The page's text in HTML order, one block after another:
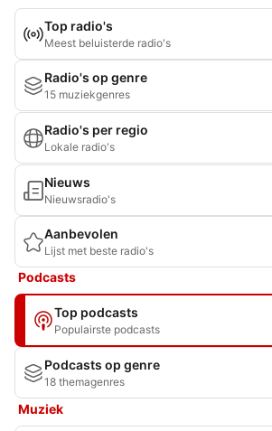
Top radio's
Meest beluisterde radio's
Radio's op genre
15 muziekgenres
Radio's per regio
Lokale radio's
Nieuws
Nieuwsradio's
Aanbevolen
Lijst met beste radio's
Podcasts
Top podcasts
Populairste podcasts
Podcasts op genre
18 themagenres
Muziek